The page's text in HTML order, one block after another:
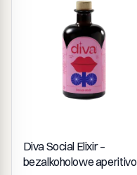
Diva Social Elixir –
bezalkoholowe aperitivo